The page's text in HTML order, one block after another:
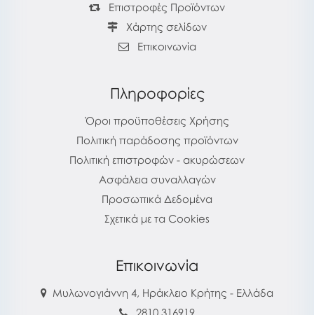
Επιστροφές Προϊόντων
Χάρτης σελίδων
Επικοινωνία
Πληροφορίες
Όροι προϋποθέσεις Χρήσης
Πολιτική παράδοσης προϊόντων
Πολιτική επιστροφών - ακυρώσεων
Ασφάλεια συναλλαγών
Προσωπικά Δεδομένα
Σχετικά με τα Cookies
Επικοινωνία
Μυλωνογιάννη 4, Ηράκλειο Κρήτης - Ελλάδα
2810 316919